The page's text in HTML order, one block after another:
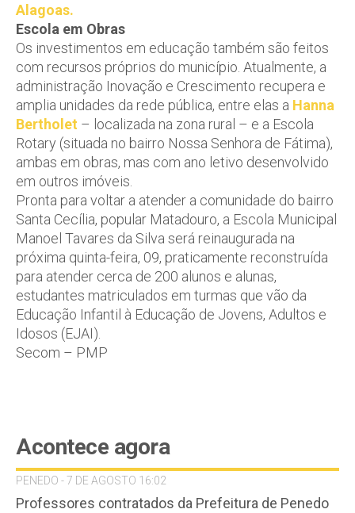
Alagoas.
Escola em Obras
Os investimentos em educação também são feitos
com recursos próprios do município. Atualmente, a
administração Inovação e Crescimento recupera e
amplia unidades da rede pública, entre elas a Hanna
Bertholet – localizada na zona rural – e a Escola
Rotary (situada no bairro Nossa Senhora de Fátima),
ambas em obras, mas com ano letivo desenvolvido
em outros imóveis.
Pronta para voltar a atender a comunidade do bairro
Santa Cecília, popular Matadouro, a Escola Municipal
Manoel Tavares da Silva será reinaugurada na
próxima quinta-feira, 09, praticamente reconstruída
para atender cerca de 200 alunos e alunas,
estudantes matriculados em turmas que vão da
Educação Infantil à Educação de Jovens, Adultos e
Idosos (EJAI).
Secom – PMP
Acontece agora
PENEDO - 7 DE AGOSTO 16:02
Professores contratados da Prefeitura de Penedo